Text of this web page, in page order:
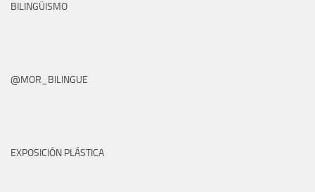
BILINGÜISMO
@MOR_BILINGUE
EXPOSICIÓN PLÁSTICA